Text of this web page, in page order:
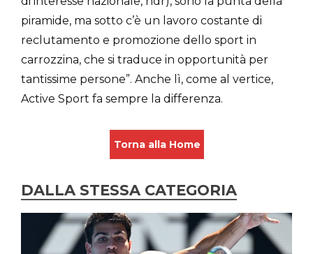
piramide, ma sotto c’è un lavoro costante di
reclutamento e promozione dello sport in
carrozzina, che si traduce in opportunità per
tantissime persone”. Anche lì, come al vertice,
Active Sport fa sempre la differenza.
Torna alla Home
DALLA STESSA CATEGORIA